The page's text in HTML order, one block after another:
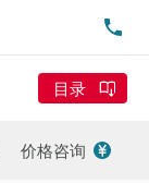
目录
价格咨询